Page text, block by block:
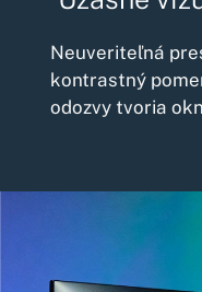
Neuveriteľná
kontrastný
odozvy tvoria